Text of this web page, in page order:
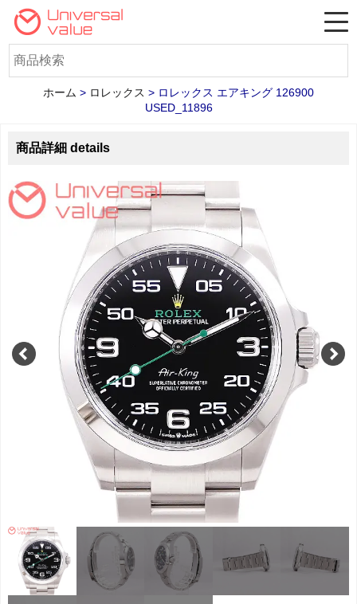
ホーム > ロレックス > ロレックス エアキング 126900
USED_11896
商品詳細 details